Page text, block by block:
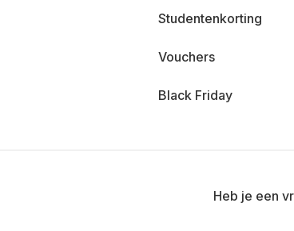
Studentenkorting
Vouchers
Black Friday
Heb je een